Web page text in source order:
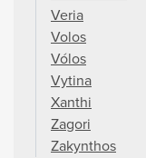
Veria
Volos
Vólos
Vytina
Xanthi
Zagori
Zakynthos